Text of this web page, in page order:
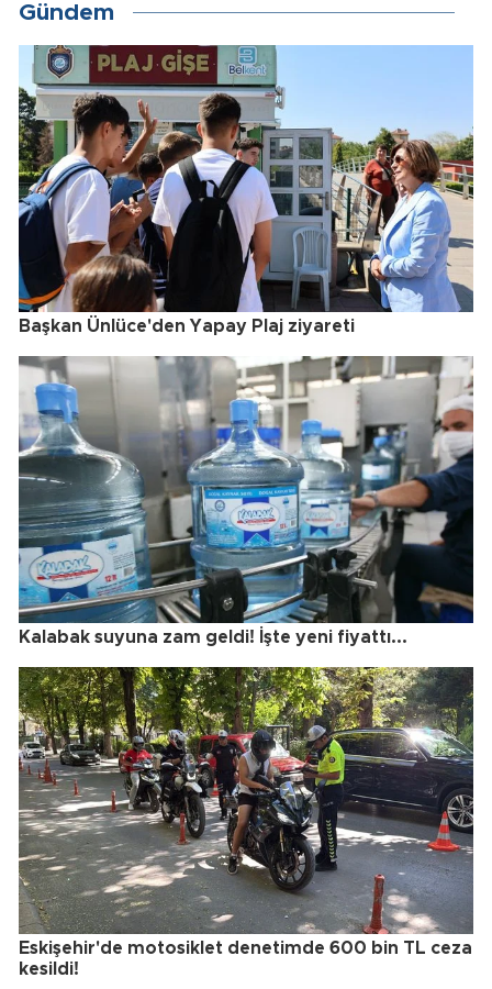
Gündem
Başkan Ünlüce'den Yapay Plaj ziyareti
Kalabak suyuna zam geldi! İşte yeni fiyattı...
Eskişehir'de motosiklet denetimde 600 bin TL ceza
kesildi!